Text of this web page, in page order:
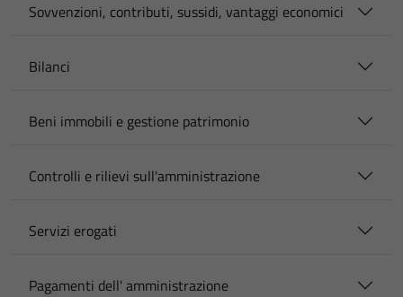
Sovvenzioni, contributi, sussidi, vantaggi economici
Bilanci
Beni immobili e gestione patrimonio
Controlli e rilievi sull'amministrazione
Servizi erogati
Pagamenti dell' amministrazione